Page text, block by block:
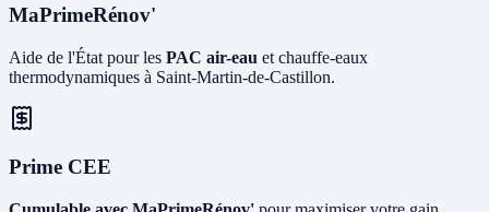
MaPrimeRénov'
Aide de l'État pour les PAC air-eau et chauffe-eaux
thermodynamiques à Saint-Martin-de-Castillon.
Prime CEE